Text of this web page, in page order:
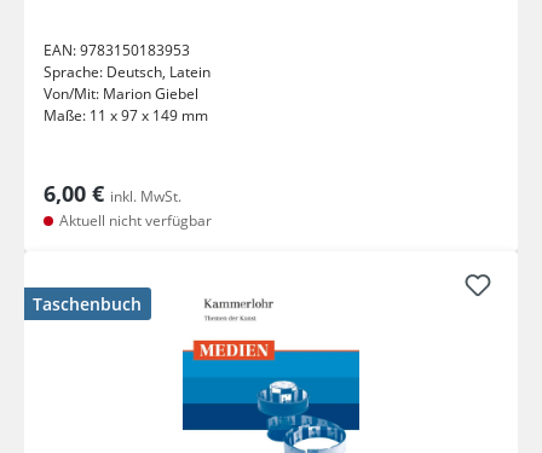
EAN:9783150183953
Sprache: Deutsch, Latein
Von/Mit: Marion Giebel
Maße: 11 x 97 x 149 mm
6,00 € inkl. MwSt.
Aktuell nicht verfügbar
Taschenbuch